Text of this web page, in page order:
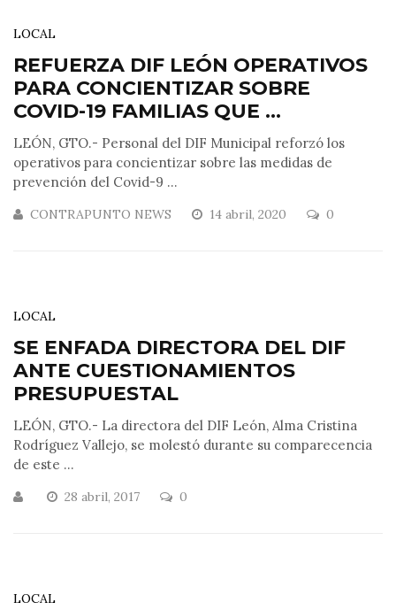
LOCAL
REFUERZA DIF LEÓN OPERATIVOS
PARA CONCIENTIZAR SOBRE
COVID-19 FAMILIAS QUE ...
LEÓN, GTO.- Personal del DIF Municipal reforzó los
operativos para concientizar sobre las medidas de
prevención del Covid-9 ...
CONTRAPUNTO NEWS 14 abril, 2020 0
LOCAL
SE ENFADA DIRECTORA DEL DIF
ANTE CUESTIONAMIENTOS
PRESUPUESTAL
LEÓN, GTO.- La directora del DIF León, Alma Cristina
Rodríguez Vallejo, se molestó durante su comparecencia
de este ...
28 abril, 2017 0
LOCAL